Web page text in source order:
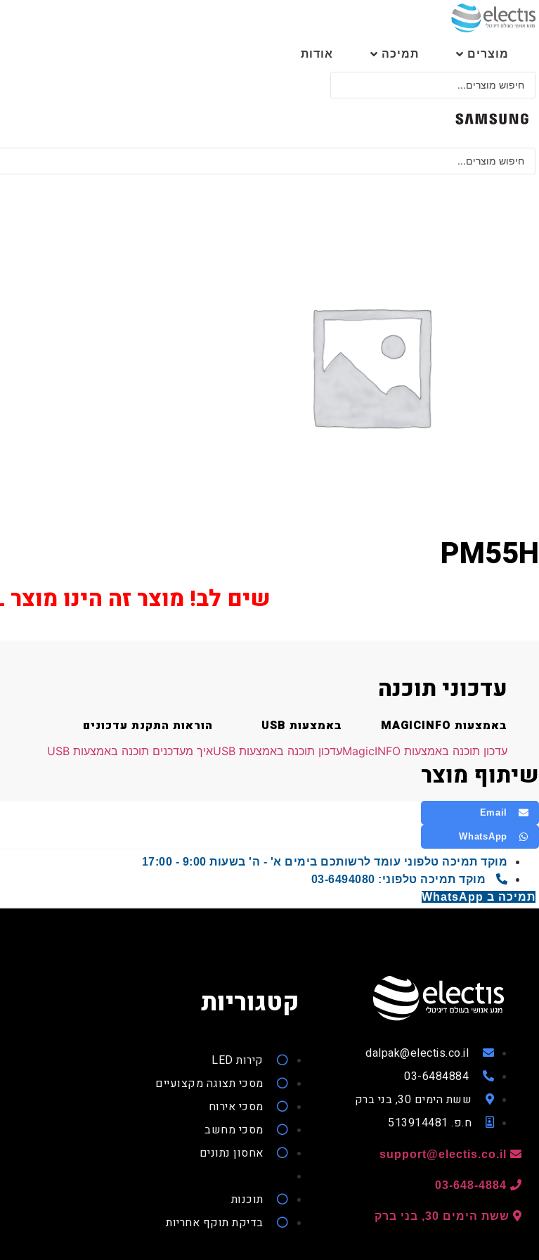
דלג
לתוכן
מוצרים תמיכה אודות
Search
Search
PM55H
שיתוף מוצר
Email
WhatsApp
שים לב! מוצר זה הינו מוצר EOL
עדכוני תוכנה
באמצעות MAGICINFO
עדכון תוכנה באמצעות MagicINFO
באמצעות USB
עדכון תוכנה באמצעות USB
הוראות התקנת עדכונים
איך מעדכנים תוכנה באמצעות USB
מוקד תמיכה טלפוני עומד לרשותכם בימים א' - ה' בשעות 9:00 - 17:00
מוקד תמיכה טלפוני: 03-6494080
תמיכה ב WhatsApp
dalpak@electis.co.il
03-6484884
ששת הימים 30, בני ברק
ח.פ. 513914481
support@electis.co.il
03-648-4884
ששת הימים 30, בני ברק
קטגוריות
קירות LED
מסכי תצוגה מקצועיים
מסכי אירוח
מסכי מחשב
אחסון נתונים
תוכנות
בדיקת תוקף אחריות